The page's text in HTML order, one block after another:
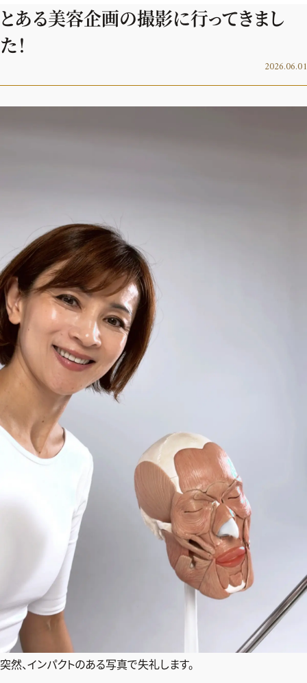
最新号試し読み
定期購読
デジタル版
売れ筋ランキング
エクラ掲載品
エクラ限定アイテム
イーバイエクラ
FOLLOW US
ファッション、ライフスタイル、
そしてエクラの美意識を、SNSで発信しています。
JOIN US
編集部から届くメールマガジン、
会員限定プレゼントや特別イベントへの応募など
特典が満載！
新規会員登録はこちら
とある美容企画の撮影に行ってきまし
た！
2026.06.01
突然、インパクトのある写真で失礼します。